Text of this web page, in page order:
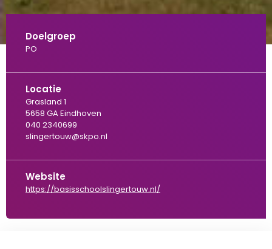
Doelgroep
PO
Locatie
Grasland 1
5658 GA Eindhoven
040 2340699
slingertouw@skpo.nl
Website
https://basisschoolslingertouw.nl/